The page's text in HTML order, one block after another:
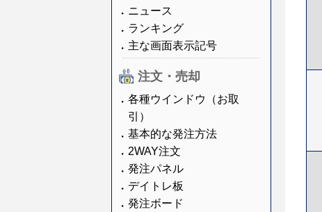
ニュース
ランキング
主な画面表示記号
注文・売却
各種ウインドウ（お取
引）
基本的な発注方法
2WAY注文
発注パネル
デイトレ板
発注ボード